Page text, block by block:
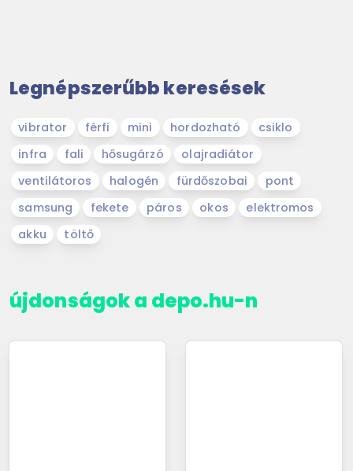
Legnépszerűbb keresések
vibrator férfi mini hordozható
csiklo
infra
fali hősugárzó
olajradiátor
ventilátoros
halogén fürdőszobai
pont
samsung
fekete páros okos
elektromos
akku
töltő
újdonságok a depo.hu-n